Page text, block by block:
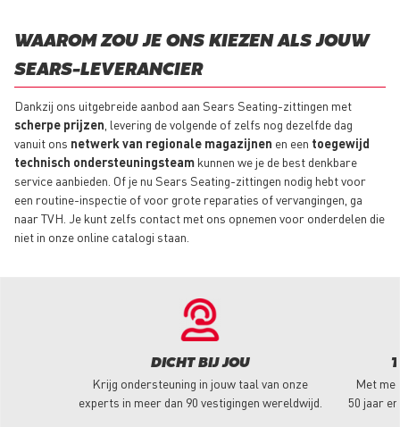
WAAROM ZOU JE ONS KIEZEN ALS JOUW
SEARS-LEVERANCIER
Dankzij ons uitgebreide aanbod aan Sears Seating-zittingen met
scherpe prijzen , levering de volgende of zelfs nog dezelfde dag
vanuit ons netwerk van regionale magazijnen en een toegewijd
technisch ondersteuningsteam kunnen we je de best denkbare
service aanbieden. Of je nu Sears Seating-zittingen nodig hebt voor
een routine-inspectie of voor grote reparaties of vervangingen, ga
naar TVH. Je kunt zelfs contact met ons opnemen voor onderdelen die
niet in onze online catalogi staan.
DICHT BIJ JOU
Krijg ondersteuning in jouw taal van onze
experts in meer dan 90 vestigingen wereldwijd.
Met
50 jaar